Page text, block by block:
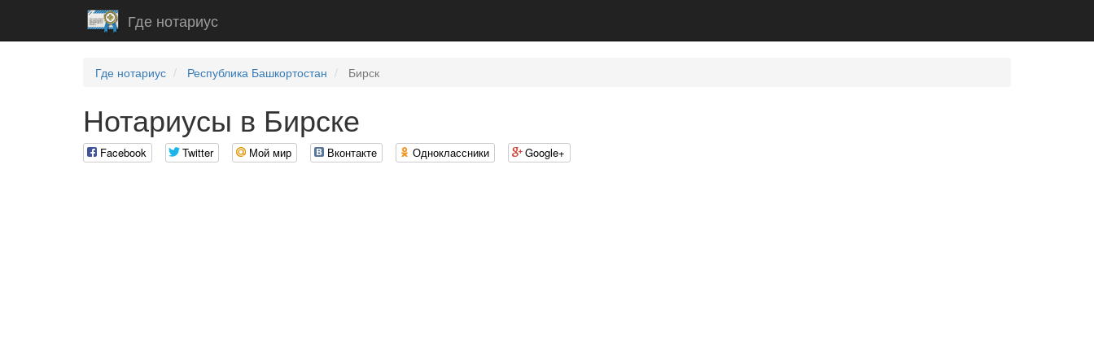
Где нотариус
Где нотариус Республика Башкортостан Бирск
Нотариусы в Бирске
Facebook Twitter Мой мир Вконтакте Одноклассники Google+